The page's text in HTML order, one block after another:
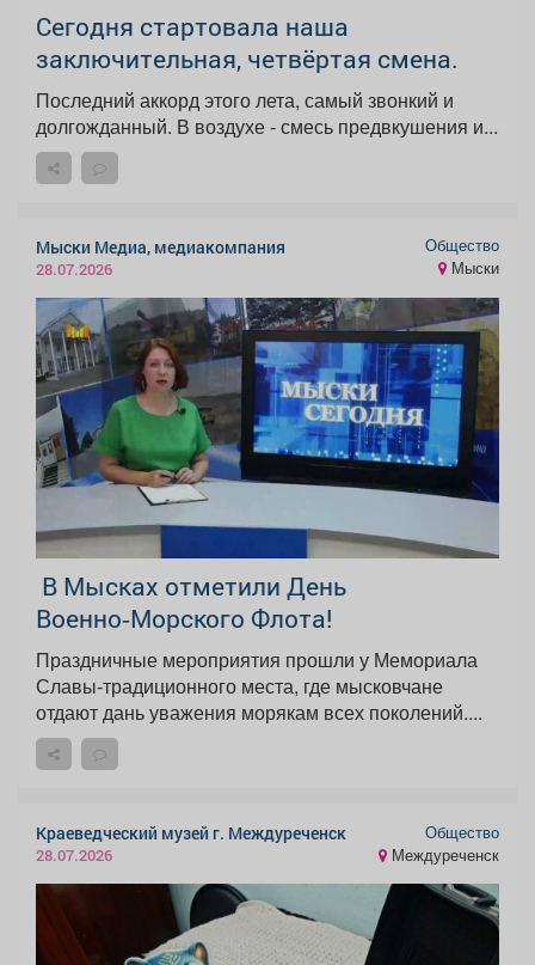
Сегодня стартовала наша
заключительная, четвёртая смена.
Последний аккорд этого лета, самый звонкий и
долгожданный. В воздухе - смесь предвкушения и...
Мыски Медиа, медиакомпания
28.07.2026
Общество
Мыски
В Мысках отметили День
Военно‑Морского Флота!
Праздничные мероприятия прошли у Мемориала
Славы-традиционного места, где мысковчане
отдают дань уважения морякам всех поколений....
Краеведческий музей г. Междуреченск
28.07.2026
Общество
Междуреченск